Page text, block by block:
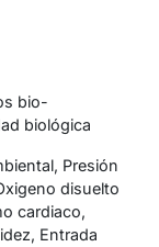
bio-
biológica
Presión
disuelto
cardiaco,
Entrada